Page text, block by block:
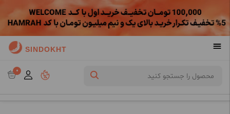
SINDOKHT
0